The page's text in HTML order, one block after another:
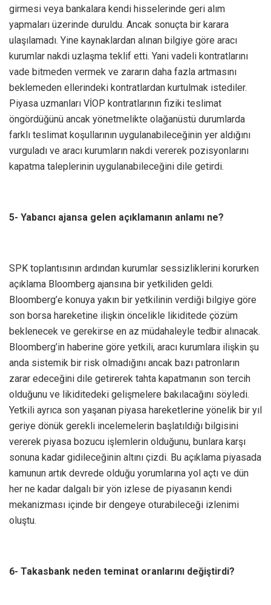
girmesi veya bankalara kendi hisselerinde geri alım
yapmaları üzerinde duruldu. Ancak sonuçta bir karara
ulaşılamadı. Yine kaynaklardan alınan bilgiye göre aracı
kurumlar nakdi uzlaşma teklif etti. Yani vadeli kontratlarını
vade bitmeden vermek ve zararın daha fazla artmasını
beklemeden ellerindeki kontratlardan kurtulmak istediler.
Piyasa uzmanları VİOP kontratlarının fiziki teslimat
öngördüğünü ancak yönetmelikte olağanüstü durumlarda
farklı teslimat koşullarının uygulanabileceğinin yer aldığını
vurguladı ve aracı kurumların nakdi vererek pozisyonlarını
kapatma taleplerinin uygulanabileceğini dile getirdi.
5- Yabancı ajansa gelen açıklamanın anlamı ne?
SPK toplantısının ardından kurumlar sessizliklerini korurken
açıklama Bloomberg ajansına bir yetkiliden geldi.
Bloomberg’e konuya yakın bir yetkilinin verdiği bilgiye göre
son borsa hareketine ilişkin öncelikle likiditede çözüm
beklenecek ve gerekirse en az müdahaleyle tedbir alınacak.
Bloomberg’in haberine göre yetkili, aracı kurumlara ilişkin şu
anda sistemik bir risk olmadığını ancak bazı patronların
zarar edeceğini dile getirerek tahta kapatmanın son tercih
olduğunu ve likiditedeki gelişmelere bakılacağını söyledi.
Yetkili ayrıca son yaşanan piyasa hareketlerine yönelik bir yıl
geriye dönük gerekli incelemelerin başlatıldığı bilgisini
vererek piyasa bozucu işlemlerin olduğunu, bunlara karşı
sonuna kadar gidileceğinin altını çizdi. Bu açıklama piyasada
kamunun artık devrede olduğu yorumlarına yol açtı ve dün
her ne kadar dalgalı bir yön izlese de piyasanın kendi
mekanizması içinde bir dengeye oturabileceği izlenimi
oluştu.
6- Takasbank neden teminat oranlarını değiştirdi?